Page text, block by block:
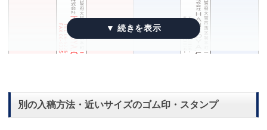
別の入稿方法・近いサイズのゴム印・スタンプ